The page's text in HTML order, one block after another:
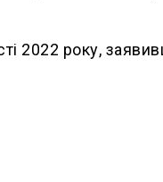
2022 року,